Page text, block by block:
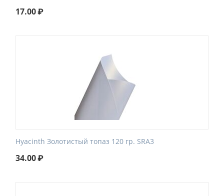
17.00₽
Hyacinth Золотистый топаз 120 гр. SRA3
34.00₽